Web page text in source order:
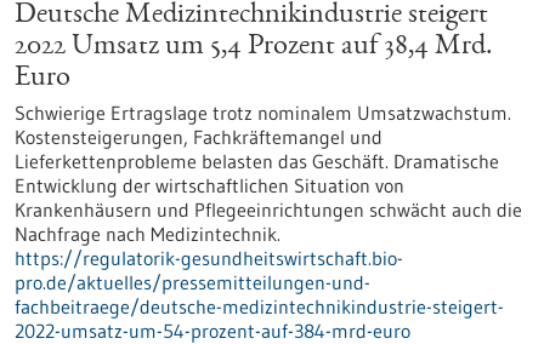
Deutsche Medizintechnikindustrie steigert
2022 Umsatz um 5,4 Prozent auf 38,4 Mrd.
Euro
Schwierige Ertragslage trotz nominalem Umsatzwachstum.
Kostensteigerungen, Fachkräftemangel und
Lieferkettenprobleme belasten das Geschäft. Dramatische
Entwicklung der wirtschaftlichen Situation von
Krankenhäusern und Pflegeeinrichtungen schwächt auch die
Nachfrage nach Medizintechnik.
https://regulatorik-gesundheitswirtschaft.bio-
pro.de/aktuelles/pressemitteilungen-und-
fachbeitraege/deutsche-medizintechnikindustrie-steigert-
2022-umsatz-um-54-prozent-auf-384-mrd-euro